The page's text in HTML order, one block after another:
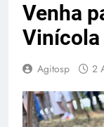
Venha
Vinícola
Agitosp 2